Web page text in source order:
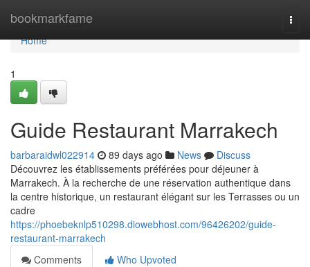
bookmarkfame
Home
Home
1
Guide Restaurant Marrakech
barbaraidwl022914 89 days ago News
Discuss
Découvrez les établissements préférées pour déjeuner à
Marrakech. À la recherche de une réservation authentique dans
la centre historique, un restaurant élégant sur les Terrasses ou un
cadre
https://phoebeknlp510298.diowebhost.com/96426202/guide-
restaurant-marrakech
Comments
Who Upvoted